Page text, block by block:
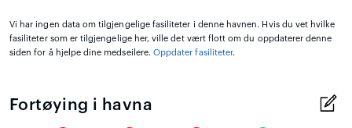
Vi har ingen data om tilgjengelige fasiliteter i denne havnen. Hvis du vet hvilke
fasiliteter som er tilgjengelige her, ville det vært flott om du oppdaterer denne
siden for å hjelpe dine medseilere. Oppdater fasiliteter.
Fortøying i havna